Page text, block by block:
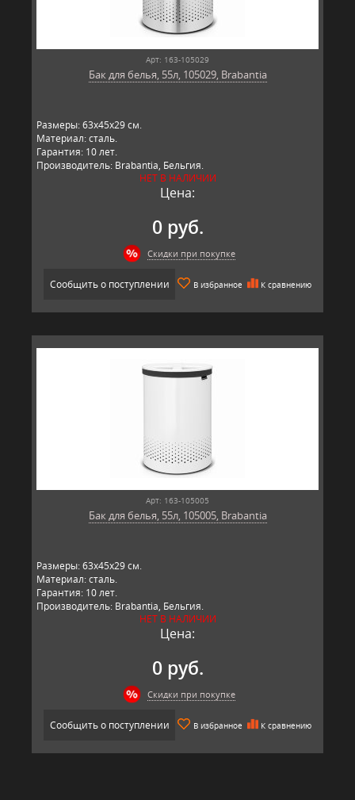
Арт: 163-105029
Бак для белья, 55л, 105029, Brabantia
Размеры: 63х45х29 см.
Материал: сталь.
Гарантия: 10 лет.
Производитель: Brabantia, Бельгия.
НЕТ В НАЛИЧИИ
Цена:
0 руб.
Скидки при покупке
Сообщить о поступлении В избранное К сравнению
Арт: 163-105005
Бак для белья, 55л, 105005, Brabantia
Размеры: 63х45х29 см.
Материал: сталь.
Гарантия: 10 лет.
Производитель: Brabantia, Бельгия.
НЕТ В НАЛИЧИИ
Цена:
0 руб.
Скидки при покупке
Сообщить о поступлении В избранное К сравнению